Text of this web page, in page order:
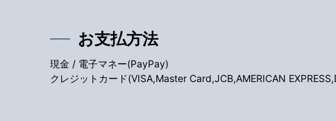
お支払方法
現金 / 電子マネー(PayPay)
クレジットカード(VISA,Master Card,JCB,AMERICAN